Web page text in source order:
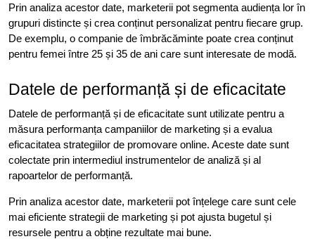
Prin analiza acestor date, marketerii pot segmenta audiența lor în
grupuri distincte și crea conținut personalizat pentru fiecare grup.
De exemplu, o companie de îmbrăcăminte poate crea conținut
pentru femei între 25 și 35 de ani care sunt interesate de modă.
Datele de performanță și de eficacitate
Datele de performanță și de eficacitate sunt utilizate pentru a
măsura performanța campaniilor de marketing și a evalua
eficacitatea strategiilor de promovare online. Aceste date sunt
colectate prin intermediul instrumentelor de analiză și al
rapoartelor de performanță.
Prin analiza acestor date, marketerii pot înțelege care sunt cele
mai eficiente strategii de marketing și pot ajusta bugetul și
resursele pentru a obține rezultate mai bune.